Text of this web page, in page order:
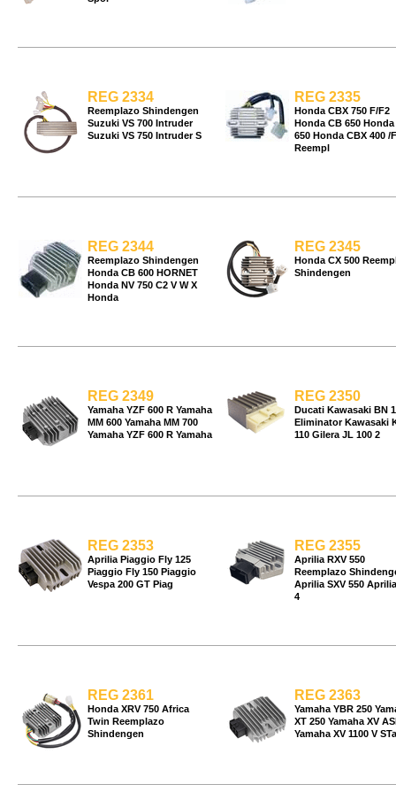
REG 2334
Reemplazo Shindengen
Suzuki VS 700 Intruder
Suzuki VS 750 Intruder S
REG 2335
Honda CBX 750 F/F2
Honda CB 650 Honda
650 Honda CBX 400 /F
Reempl
REG 2344
Reemplazo Shindengen
Honda CB 600 HORNET
Honda NV 750 C2 V W X
Honda
REG 2345
Honda CX 500
Shindengen
REG 2349
Yamaha YZF 600 R Yamaha
MM 600 Yamaha MM 700
Yamaha YZF 600 R Yamaha
REG 2350
Ducati Kawasaki BN
Eliminator Kawasaki
110 Gilera JL 100 2
REG 2353
Aprilia Piaggio Fly 125
Piaggio Fly 150 Piaggio
Vespa 200 GT Piag
REG 2355
Aprilia RXV 550
Reemplazo
Aprilia SXV 550
4
REG 2361
Honda XRV 750 Africa
Twin Reemplazo
Shindengen
REG 2363
Yamaha YBR 250
XT 250 Yamaha XV
Yamaha XV 1100 V